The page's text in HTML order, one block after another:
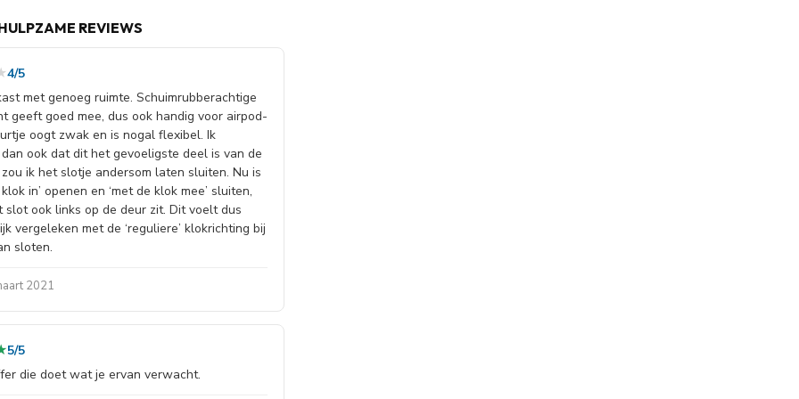
SYSTEEM VOOR 48 MOBIELE
tot 5 cm uitsteken)
schroeven en 2 pluggen)
meegeleverd
REVIEWS
4/5
met genoeg ruimte. Schuimrubberachtige
geeft goed mee, dus ook handig voor airpod-
oogt zwak en is nogal flexibel. Ik
ook dat dit het gevoeligste deel is van de
ik het slotje andersom laten sluiten. Nu is
in’ openen en ‘met de klok mee’ sluiten,
ook links op de deur zit. Dit voelt dus
vergeleken met de ‘reguliere’ klokrichting bij
sloten.
2021
5/5
die doet wat je ervan verwacht.